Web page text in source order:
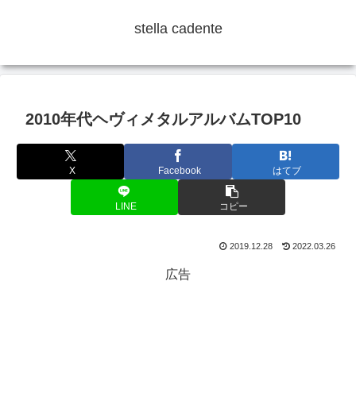
stella cadente
2010年代ヘヴィメタルアルバムTOP10
X Facebook はてブ
LINE コピー
2019.12.28 2022.03.26
広告